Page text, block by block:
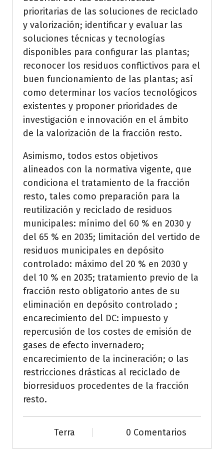
prioritarias de las soluciones de reciclado
y valorización; identificar y evaluar las
soluciones técnicas y tecnologías
disponibles para configurar las plantas;
reconocer los residuos conflictivos para el
buen funcionamiento de las plantas; así
como determinar los vacíos tecnológicos
existentes y proponer prioridades de
investigación e innovación en el ámbito
de la valorización de la fracción resto.
Asimismo, todos estos objetivos
alineados con la normativa vigente, que
condiciona el tratamiento de la fracción
resto, tales como preparación para la
reutilización y reciclado de residuos
municipales: mínimo del 60 % en 2030 y
del 65 % en 2035; limitación del vertido de
residuos municipales en depósito
controlado: máximo del 20 % en 2030 y
del 10 % en 2035; tratamiento previo de la
fracción resto obligatorio antes de su
eliminación en depósito controlado ;
encarecimiento del DC: impuesto y
repercusión de los costes de emisión de
gases de efecto invernadero;
encarecimiento de la incineración; o las
restricciones drásticas al reciclado de
biorresiduos procedentes de la fracción
resto.
Terra 0 Comentarios